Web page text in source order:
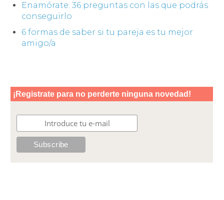
Enamórate: 36 preguntas con las que podrás
conseguirlo
6 formas de saber si tu pareja es tu mejor
amigo/a